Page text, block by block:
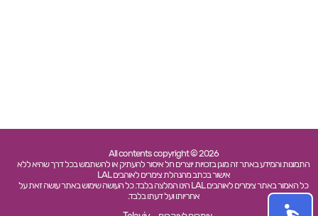
All contents copyright © 2026
התמונות והמידע באתר זה מוגן בזכויות יוצרים חל איסור להעתיק או להשתמש בכל דרך שהיא ללא
אישור בכתב מהנהלת צימרים לאוהבים LAL
כל האמור באתר צימרים לאוהבים LAL הינו המלצה בלבד. כל העושה שימוש באתר עושה זאת על
אחריותו ועל דעתו בלבד.